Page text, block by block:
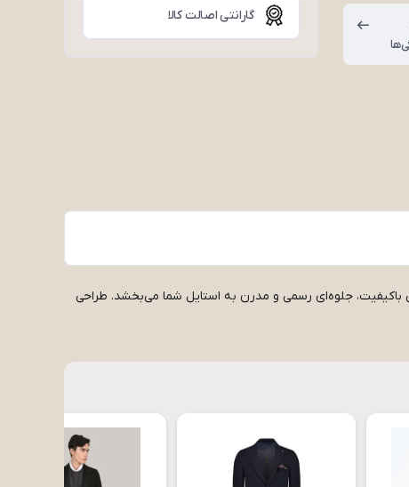
گارانتی اصالت کالا
جلوه‌ای رسمی و مدرن به استایل شما می‌بخشد. طراحی